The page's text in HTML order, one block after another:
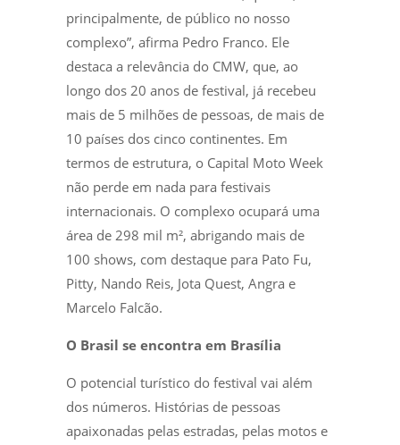
principalmente, de público no nosso
complexo”, afirma Pedro Franco. Ele
destaca a relevância do CMW, que, ao
longo dos 20 anos de festival, já recebeu
mais de 5 milhões de pessoas, de mais de
10 países dos cinco continentes. Em
termos de estrutura, o Capital Moto Week
não perde em nada para festivais
internacionais. O complexo ocupará uma
área de 298 mil m², abrigando mais de
100 shows, com destaque para Pato Fu,
Pitty, Nando Reis, Jota Quest, Angra e
Marcelo Falcão.
O Brasil se encontra em Brasília
O potencial turístico do festival vai além
dos números. Histórias de pessoas
apaixonadas pelas estradas, pelas motos e